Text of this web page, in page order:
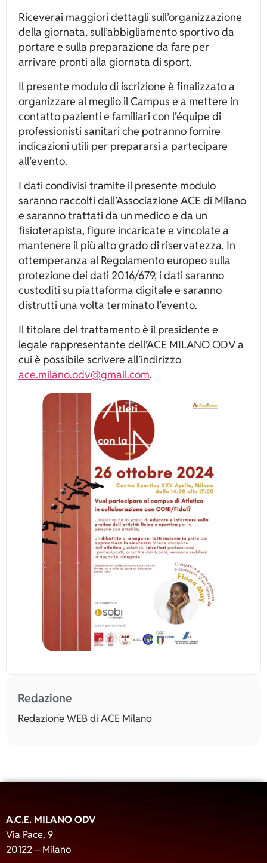
Riceverai maggiori dettagli sull’organizzazione
della giornata, sull’abbigliamento sportivo da
portare e sulla preparazione da fare per
arrivare pronti alla giornata di sport.
Il presente modulo di iscrizione è finalizzato a
organizzare al meglio il Campus e a mettere in
contatto pazienti e familiari con l’équipe di
professionisti sanitari che potranno fornire
indicazioni utili per prepararsi a partecipare
all’evento.
I dati condivisi tramite il presente modulo
saranno raccolti dall’Associazione ACE di Milano
e saranno trattati da un medico e da un
fisioterapista, figure incaricate e vincolate a
mantenere il più alto grado di riservatezza. In
ottemperanza al Regolamento europeo sulla
protezione dei dati 2016/679, i dati saranno
custoditi su piattaforma digitale e saranno
distrutti una volta terminato l’evento.
Il titolare del trattamento è il presidente e
legale rappresentante dell’ACE MILANO ODV a
cui è possibile scrivere all’indirizzo
ace.milano.odv@gmail.com.
Redazione
Redazione WEB di ACE Milano
A.C.E. MILANO ODV
Via Pace, 9
20122 – Milano